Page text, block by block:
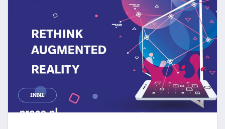
INNE